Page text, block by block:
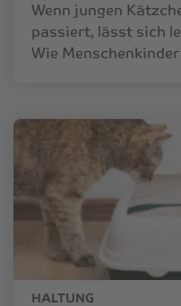
Wenn jungen
passiert, lässt sich
Wie
HALTUNG